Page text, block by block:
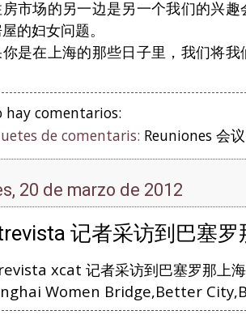
市场的另一边是另一个我们的兴
的妇女问题。
是在上海的那些日子里，我们将
hay comentarios:
de comentaris: Reuniones 会议
20 de marzo de 2012
记者采访到巴塞
xcat 记者采访到巴塞罗那上
Women Bridge,Better